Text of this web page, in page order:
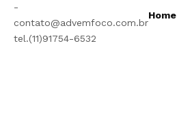
-
contato@advemfoco.com.br
tel.(11)91754-6532
Home